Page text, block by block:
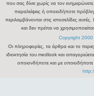
που σας δίνει χωρίς να τον
παραλείψεις ή οποιοδήποτε
περιλαμβάνονται στις ιστοσελίδες
και δεν πρέπει να
Copyright 2000
Οι πληροφορίες, τα άρθρα και το
ιδιοκτησία του medlook και
οποιονδήποτε και με